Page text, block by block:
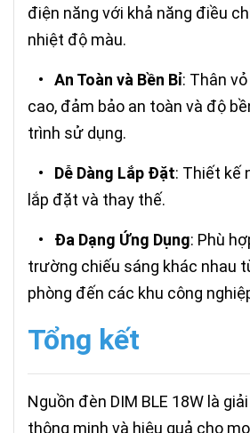
điện năng với khả năng điều
nhiệt độ màu.
• An Toàn và Bền Bỉ: Thân
cao, đảm bảo an toàn và độ
trình sử dụng.
• Dễ Dàng Lắp Đặt: Thiết kế
lắp đặt và thay thế.
• Đa Dạng Ứng Dụng: Phù
trường chiếu sáng khác nhau
phòng đến các khu công
Tổng kết
Nguồn đèn DIM BLE 18W là
thông minh và hiệu quả cho